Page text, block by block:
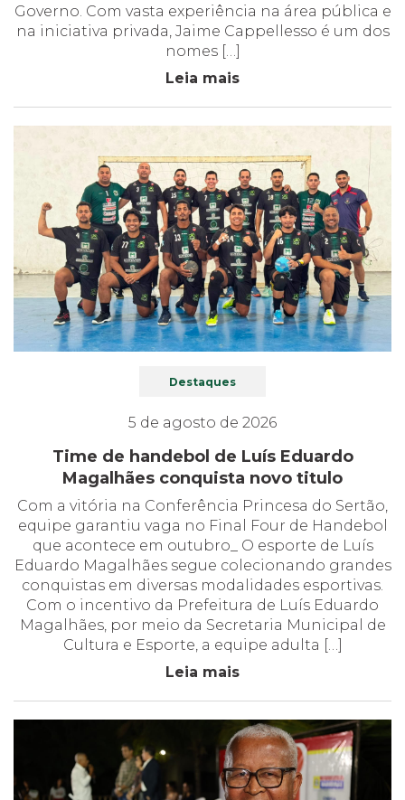
Governo. Com vasta experiência na área pública e
na iniciativa privada, Jaime Cappellesso é um dos
nomes […]
Leia mais
Destaques
5 de agosto de 2026
Time de handebol de Luís Eduardo
Magalhães conquista novo titulo
Com a vitória na Conferência Princesa do Sertão,
equipe garantiu vaga no Final Four de Handebol
que acontece em outubro_ O esporte de Luís
Eduardo Magalhães segue colecionando grandes
conquistas em diversas modalidades esportivas.
Com o incentivo da Prefeitura de Luís Eduardo
Magalhães, por meio da Secretaria Municipal de
Cultura e Esporte, a equipe adulta […]
Leia mais